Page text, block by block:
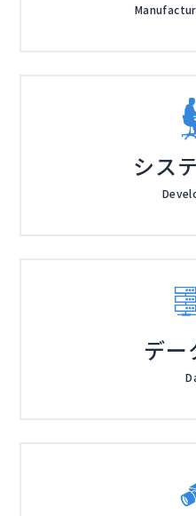
シス
デー